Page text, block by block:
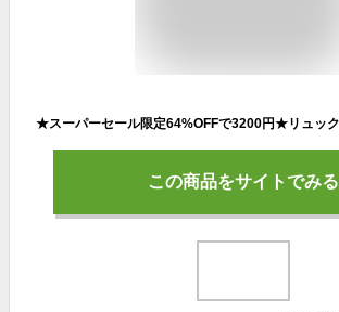
この商品をサイトでみる